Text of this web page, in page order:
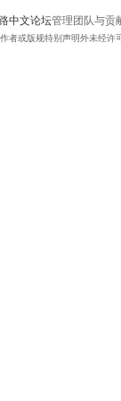
中文论坛管理团队与贡
者或版规特别声明外未经许